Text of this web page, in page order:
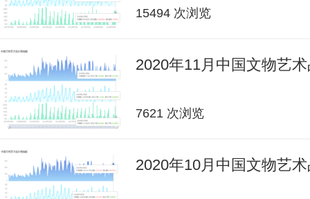
15494 次浏览
2020年11月中国文物艺
7621 次浏览
2020年10月中国文物艺